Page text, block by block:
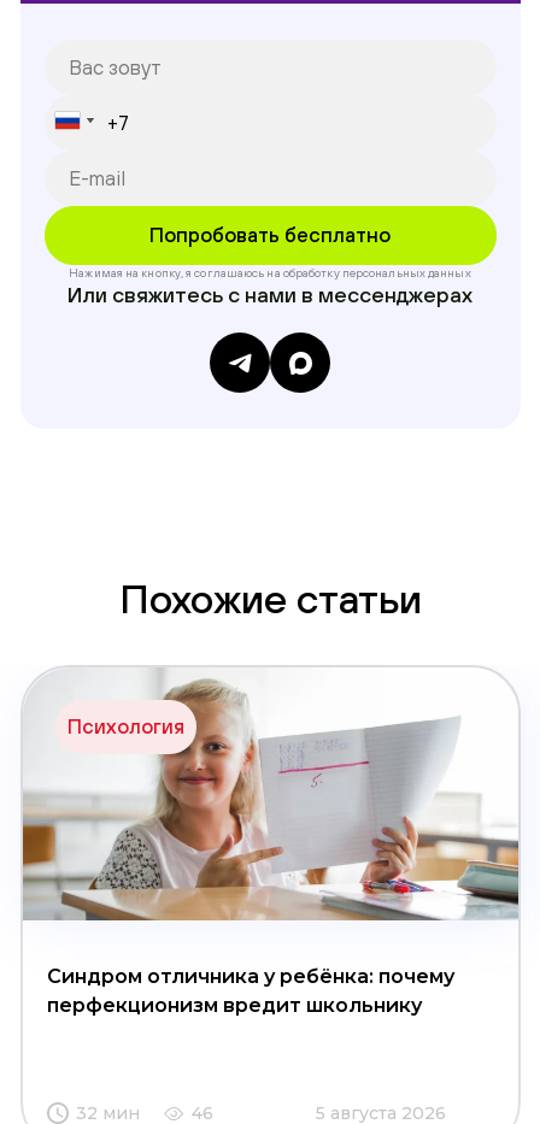
Нажимая на кнопку, я соглашаюсь на обработку персональных данных
Или свяжитесь с нами в мессенджерах
Похожие статьи
Психология
Синдром отличника у ребёнка: почему
перфекционизм вредит школьнику
32 мин 46 5 августа 2026